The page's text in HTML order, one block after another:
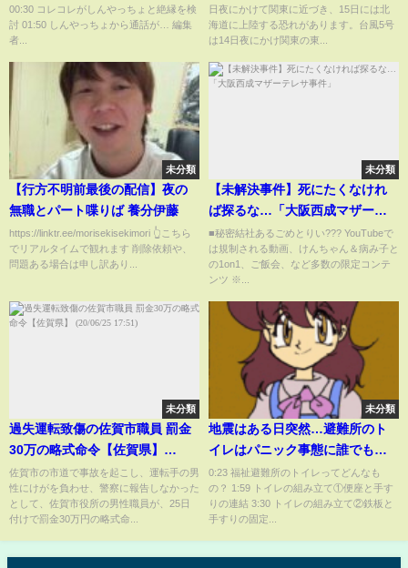
が噛みつき大炎上…
【2021/12/31】 #ツイキャス
00:30 コレコレがしんやっちょと絶縁を検
討 01:50 しんやっちょから通話が… 編集
者...
日夜にかけて関東に近づき、15日には北
海道に上陸する恐れがあります。台風5号
は14日夜にかけ関東の東...
未分類
【行方不明前最後の配信】夜の
無職とパート喋りば 養分伊藤
https://linktr.ee/morisekisekimori 👆こちら
でリアルタイムで観れます 削除依頼や、
問題ある場合は申し訳あり...
未分類
【未解決事件】死にたくなけれ
ば探るな…「大阪西成マザーテ
レサ事件」
■秘密結社あるごめとりい?️?️?️ YouTubeで
は規制される動画、けんちゃん＆病み子と
の1on1、ご飯会、など多数の限定コンテ
ンツ ※...
未分類
過失運転致傷の佐賀市職員 罰金
30万の略式命令【佐賀県】
(20/06/25 17:51)
佐賀市の市道で事故を起こし、運転手の男
性にけがを負わせ、警察に報告しなかった
として、佐賀市役所の男性職員が、25日
付けで罰金30万円の略式命...
未分類
地震はある日突然…避難所のト
イレはパニック事態に誰でも即
組み立てられる？
0:23 福祉避難所のトイレってどんなも
の？ 1:59 トイレの組み立て①便座と手す
りの連結 3:30 トイレの組み立て②鉄板と
手すりの固定...